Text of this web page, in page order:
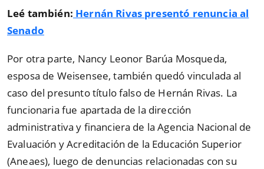
Leé también: Hernán Rivas presentó renuncia al
Senado
Por otra parte, Nancy Leonor Barúa Mosqueda,
esposa de Weisensee, también quedó vinculada al
caso del presunto título falso de Hernán Rivas. La
funcionaria fue apartada de la dirección
administrativa y financiera de la Agencia Nacional de
Evaluación y Acreditación de la Educación Superior
(Aneaes), luego de denuncias relacionadas con su